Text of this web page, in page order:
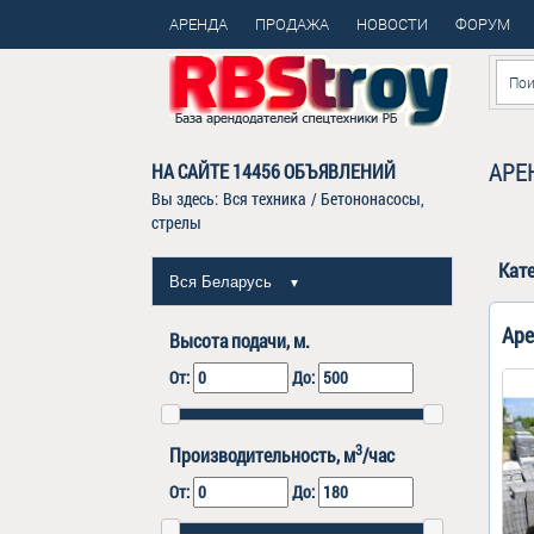
АРЕНДА ПРОДАЖА НОВОСТИ ФОРУМ
НА САЙТЕ14456ОБЪЯВЛЕНИЙ
Вы здесь: Вся техника / Бетононасосы,
стрелы
Вся Беларусь ▼
Высота подачи, м.
От: До:
Производительность, м3/час
От: До: